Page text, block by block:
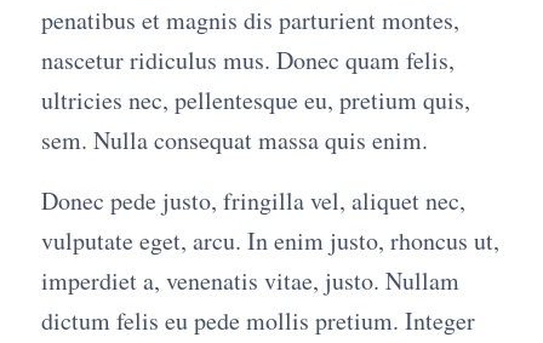
penatibus et magnis dis parturient montes,
nascetur ridiculus mus. Donec quam felis,
ultricies nec, pellentesque eu, pretium quis,
sem. Nulla consequat massa quis enim.
Donec pede justo, fringilla vel, aliquet nec,
vulputate eget, arcu. In enim justo, rhoncus ut,
imperdiet a, venenatis vitae, justo. Nullam
dictum felis eu pede mollis pretium. Integer